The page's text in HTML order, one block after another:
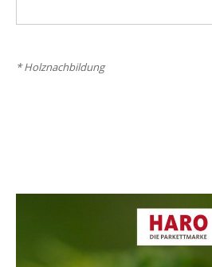
* Holznachbildung